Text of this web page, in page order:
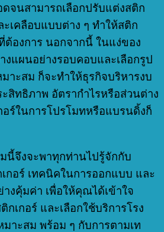
จนสามารถเลือกปรับแต่งสติก
ะเคลือบแบบต่าง ๆ ทำให้สติก
องการ นอกจากนี้ ในแง่ของ
แผนอย่างรอบคอบและเลือกรูป
าะสม ก็จะทำให้ธุรกิจบริหารงบ
สิทธิภาพ อัตรากำไรหรือส่วนต่าง
อร์ในการโปรโมทหรือแบรนดิ้งก็
นี้จึงจะพาทุกท่านไปรู้จักกับ
กอร์ เทคนิคในการออกแบบ และ
างคุ้มค่า เพื่อให้คุณได้เข้าใจ
เกอร์ และเลือกใช้บริการโรง
มาะสม พร้อม ๆ กับการตามเท